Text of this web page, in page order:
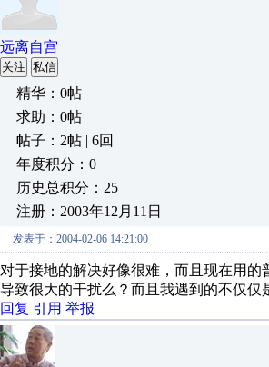
远离自宫
关注 私信
精华：0帖
求助：0帖
帖子：2帖 | 6回
年度积分：0
历史总积分：25
注册：2003年12月11日
发表于：2004-02-06 14:21:00
对于接地的解决好像很难，而且现在用
导致很大的干扰么？而且我遇到的不仅
回复 引用 举报